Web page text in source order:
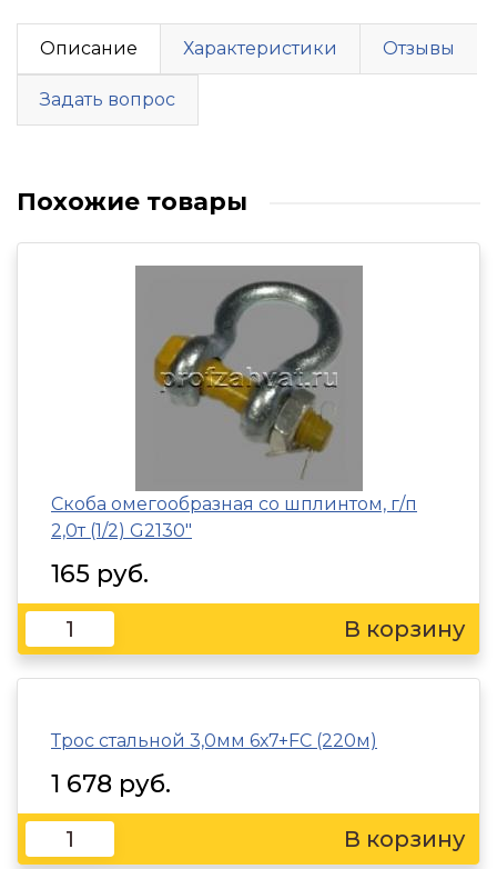
Описание Характеристики Отзывы
Задать вопрос
Похожие товары
Скоба омегообразная со шплинтом, г/п
2,0т (1/2) G2130"
165 руб.
Трос стальной 3,0мм 6х7+FC (220м)
1 678 руб.